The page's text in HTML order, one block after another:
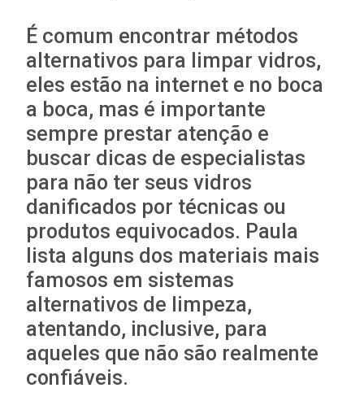
É comum encontrar métodos
alternativos para limpar vidros,
eles estão na internet e no boca
a boca, mas é importante
sempre prestar atenção e
buscar dicas de especialistas
para não ter seus vidros
danificados por técnicas ou
produtos equivocados. Paula
lista alguns dos materiais mais
famosos em sistemas
alternativos de limpeza,
atentando, inclusive, para
aqueles que não são realmente
confiáveis.